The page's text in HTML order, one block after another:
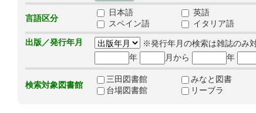
言語区分
日本語 英語
スペイン語
イタリア語
出版／発行年月
※発行年月の検索は雑誌のみ
年
月から 年
検索対象図書館
三田図書館 みなと図書
台場図書館
リーブラ